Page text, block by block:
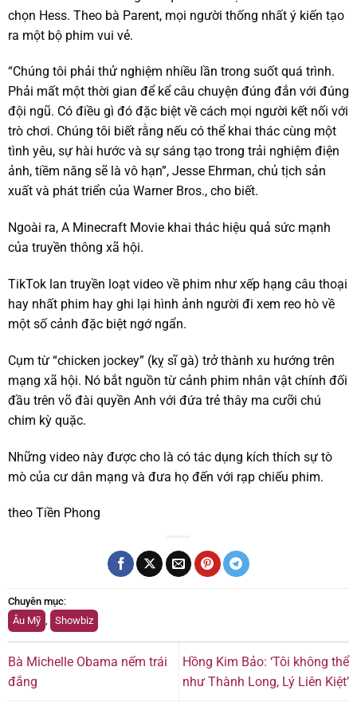
chọn Hess. Theo bà Parent, mọi người thống nhất ý kiến tạo
ra một bộ phim vui vẻ.
“Chúng tôi phải thử nghiệm nhiều lần trong suốt quá trình.
Phải mất một thời gian để kể câu chuyện đúng đắn với đúng
đội ngũ. Có điều gì đó đặc biệt về cách mọi người kết nối với
trò chơi. Chúng tôi biết rằng nếu có thể khai thác cùng một
tình yêu, sự hài hước và sự sáng tạo trong trải nghiệm điện
ảnh, tiềm năng sẽ là vô hạn”, Jesse Ehrman, chủ tịch sản
xuất và phát triển của Warner Bros., cho biết.
Ngoài ra, A Minecraft Movie khai thác hiệu quả sức mạnh
của truyền thông xã hội.
TikTok lan truyền loạt video về phim như xếp hạng câu thoại
hay nhất phim hay ghi lại hình ảnh người đi xem reo hò về
một số cảnh đặc biệt ngớ ngẩn.
Cụm từ “chicken jockey” (kỵ sĩ gà) trở thành xu hướng trên
mạng xã hội. Nó bắt nguồn từ cảnh phim nhân vật chính đối
đầu trên võ đài quyền Anh với đứa trẻ thây ma cưỡi chú
chim kỳ quặc.
Những video này được cho là có tác dụng kích thích sự tò
mò của cư dân mạng và đưa họ đến với rạp chiếu phim.
theo Tiền Phong
Chuyên mục:
Âu Mỹ
Showbiz
Bà Michelle Obama nếm trái
đắng
Hồng Kim Bảo: ‘Tôi không thể
như Thành Long, Lý Liên Kiệt’